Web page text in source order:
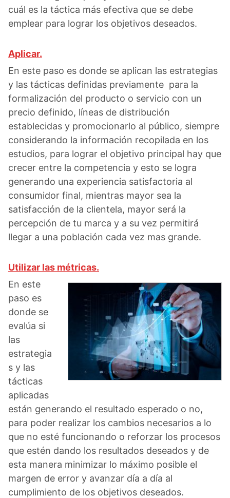
cuál es la táctica más efectiva que se debe
emplear para lograr los objetivos deseados.
Aplicar.
En este paso es donde se aplican las estrategias
y las tácticas definidas previamente para la
formalización del producto o servicio con un
precio definido, líneas de distribución
establecidas y promocionarlo al público, siempre
considerando la información recopilada en los
estudios, para lograr el objetivo principal hay que
crecer entre la competencia y esto se logra
generando una experiencia satisfactoria al
consumidor final, mientras mayor sea la
satisfacción de la clientela, mayor será la
percepción de tu marca y a su vez permitirá
llegar a una población cada vez mas grande.
Utilizar las métricas.
En este
paso es
donde se
evalúa si
las
estrategia
s y las
tácticas
aplicadas
están generando el resultado esperado o no,
para poder realizar los cambios necesarios a lo
que no esté funcionando o reforzar los procesos
que estén dando los resultados deseados y de
esta manera minimizar lo máximo posible el
margen de error y avanzar día a día al
cumplimiento de los objetivos deseados.